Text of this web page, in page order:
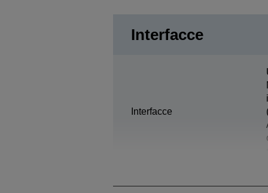
Interfacce
Interfacce